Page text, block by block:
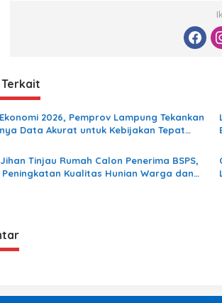
2026, Pemprov Lampung Tekankan
Data Akurat untuk Kebijakan Tepat
Tinjau Rumah Calon Penerima BSPS,
Kualitas Hunian Warga dan